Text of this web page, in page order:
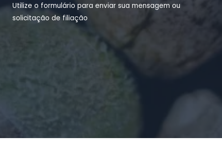
Utilize o formulário para enviar sua mensagem ou
solicitação de filiação